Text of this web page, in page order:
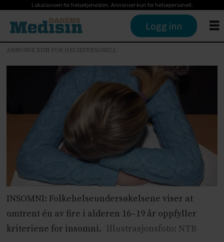
Lokalavisen for helsetjenesten. Annonser kun for helsepersonell.
Logg inn
ANNONSE KUN FOR HELSEPERSONELL
INSOMNI: Folkehelseundersøkelsene viser at
omtrent én av fire i alderen 16–19 år oppfyller
kriteriene for insomni. Illustrasjonsfoto: NTB